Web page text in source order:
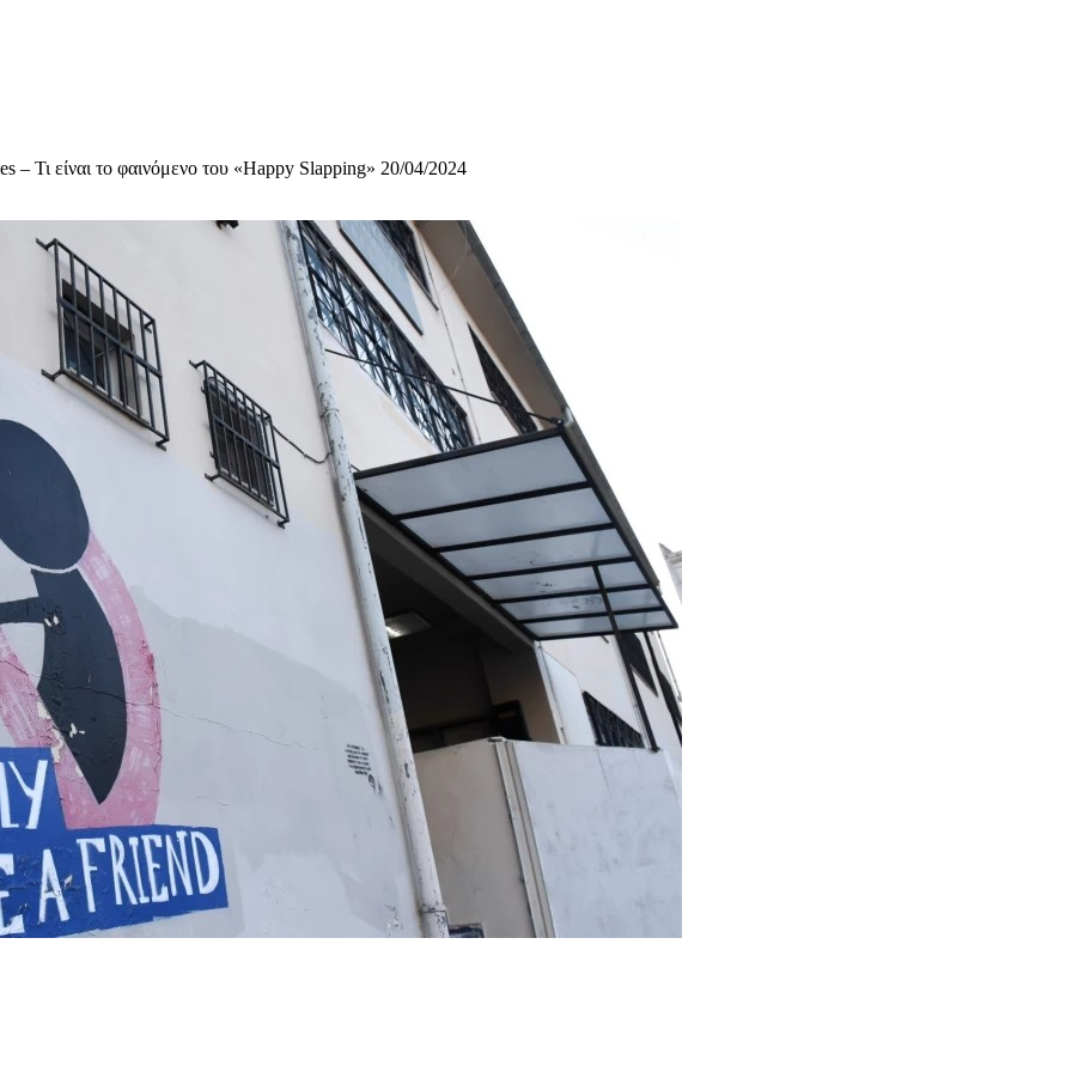
– Τι είναι το φαινόμενο του «Happy Slapping» 20/04/2024